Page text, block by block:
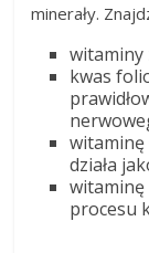
minerały.
witaminy
kwas
witaminę
działa
witaminę
procesu